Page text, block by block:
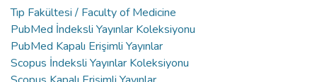
Tıp Fakültesi / Faculty of Medicine
PubMed İndeksli Yayınlar Koleksiyonu
PubMed Kapalı Erişimli Yayınlar
Scopus İndeksli Yayınlar Koleksiyonu